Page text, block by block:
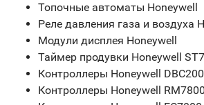
Топочные автоматы Honeywell
Реле давления газа и воздуха
Модули дисплея Honeywell
Таймер продувки Honeywell
Контроллеры Honeywell
Контроллеры Honeywell RM7800